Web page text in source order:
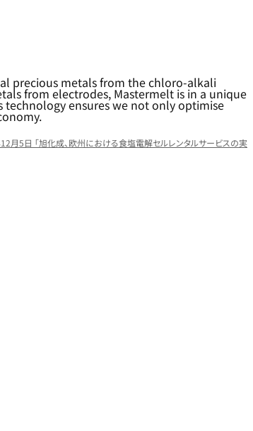
precious metals from the chloro-alkali
from electrodes, Mastermelt is in a unique
ensures we not only optimise
月5日 「旭化成、欧州における食塩電解セルレンタルサービスの実